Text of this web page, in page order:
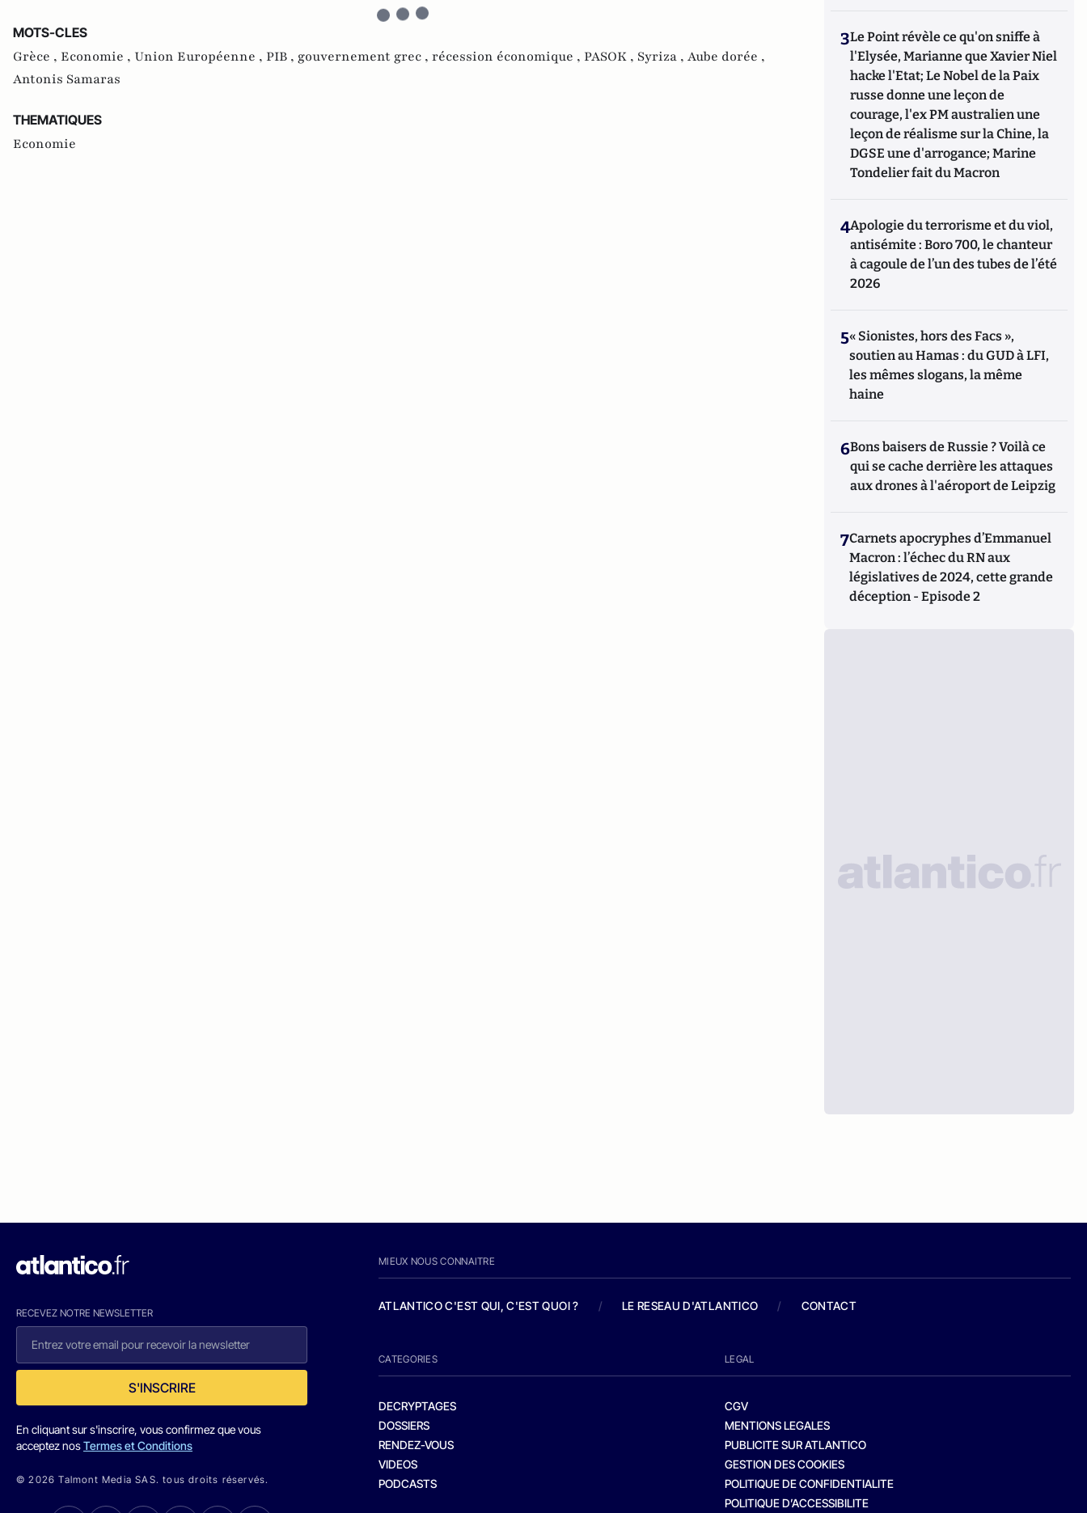
MOTS-CLES
Grèce , Economie , Union Européenne , PIB , gouvernement grec , récession économique , PASOK , Syriza , Aube dorée ,
Antonis Samaras
THEMATIQUES
Economie
3Le Point révèle ce qu'on sniffe à
l'Elysée, Marianne que Xavier Niel
hacke l'Etat; Le Nobel de la Paix
russe donne une leçon de
courage, l'ex PM australien une
leçon de réalisme sur la Chine, la
DGSE une d'arrogance; Marine
Tondelier fait du Macron
4Apologie du terrorisme et du viol,
antisémite : Boro 700, le chanteur
à cagoule de l’un des tubes de l’été
2026
5« Sionistes, hors des Facs »,
soutien au Hamas : du GUD à LFI,
les mêmes slogans, la même
haine
6Bons baisers de Russie ? Voilà ce
qui se cache derrière les attaques
aux drones à l'aéroport de Leipzig
7Carnets apocryphes d’Emmanuel
Macron : l’échec du RN aux
législatives de 2024, cette grande
déception - Episode 2
RECEVEZ NOTRE NEWSLETTER
S'INSCRIRE
En cliquant sur s'inscrire, vous confirmez que vous
acceptez nosTermes et Conditions
© 2026 Talmont Media SAS. tous droits réservés.
MIEUX NOUS CONNAITRE
ATLANTICO C'EST QUI, C'EST QUOI ? / LE RESEAU D'ATLANTICO / CONTACT
CATEGORIES
DECRYPTAGES
DOSSIERS
RENDEZ-VOUS
VIDEOS
PODCASTS
LEGAL
CGV
MENTIONS LEGALES
PUBLICITE SUR ATLANTICO
GESTION DES COOKIES
POLITIQUE DE CONFIDENTIALITE
POLITIQUE D’ACCESSIBILITE